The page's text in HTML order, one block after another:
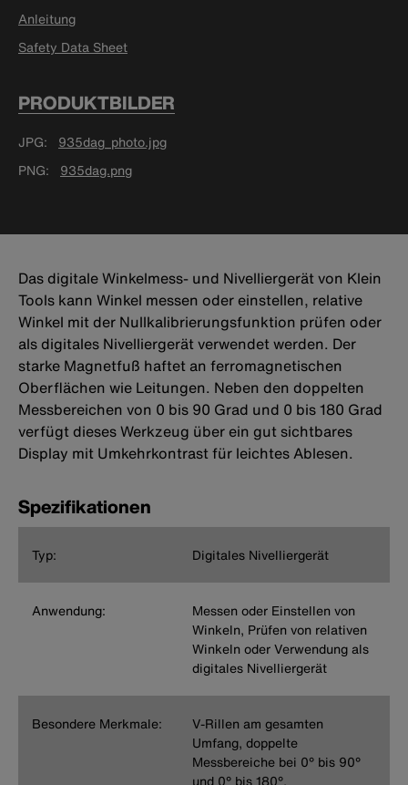
Anleitung
Safety Data Sheet
PRODUKTBILDER
JPG
935dag_photo.jpg
PNG
935dag.png
Das digitale Winkelmess- und Nivelliergerät von Klein
Tools kann Winkel messen oder einstellen, relative
Winkel mit der Nullkalibrierungsfunktion prüfen oder
als digitales Nivelliergerät verwendet werden. Der
starke Magnetfuß haftet an ferromagnetischen
Oberflächen wie Leitungen. Neben den doppelten
Messbereichen von 0 bis 90 Grad und 0 bis 180 Grad
verfügt dieses Werkzeug über ein gut sichtbares
Display mit Umkehrkontrast für leichtes Ablesen.
Spezifikationen
Typ: Digitales Nivelliergerät
Anwendung:
Messen oder Einstellen von
Winkeln, Prüfen von relativen
Winkeln oder Verwendung als
digitales Nivelliergerät
Besondere Merkmale:
V-Rillen am gesamten
Umfang, doppelte
Messbereiche bei 0° bis 90°
und 0° bis 180°,